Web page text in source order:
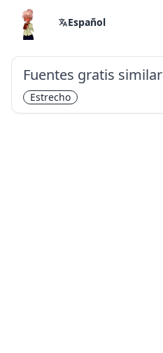
Español
Fuentes gratis
Estrecho